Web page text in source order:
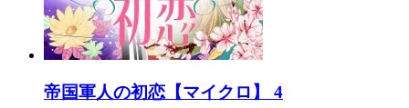
帝国軍人の初恋【マイクロ】 4